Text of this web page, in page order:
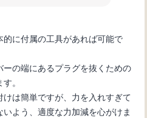
に付属の工具があれば可能で
の端にあるプラグを抜くための
。
は簡単ですが、力を入れすぎて
よう、適度な力加減を心がけま